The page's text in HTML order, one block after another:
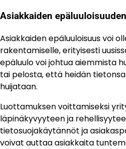
Asiakkaiden
Asiakkaiden epäluuloisuus voi
rakentamiselle, erityisesti
epäluulo voi johtua aiemmista
tai pelosta, että heidän
huijataan.
Luottamuksen voittamiseksi
läpinäkyvyyteen ja
tietosuojakäytännöt ja
voivat auttaa asiakkaita